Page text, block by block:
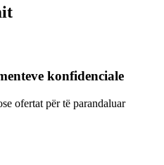
konfidenciale
ofertat për të parandaluar